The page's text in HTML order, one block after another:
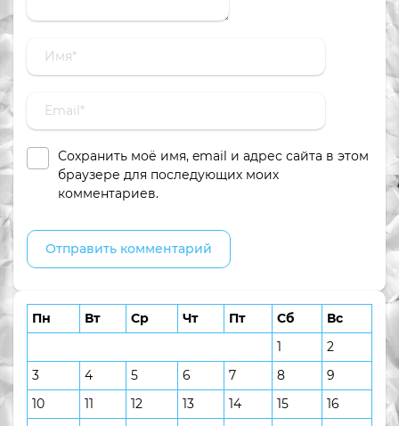
Сохранить моё имя, email и адрес сайта в этом
браузере для последующих моих
комментариев.
Пн Вт Ср Чт Пт Сб
Вс
1
2
3
4 5 6 7 8
9
10
11 12 13 14 15
16